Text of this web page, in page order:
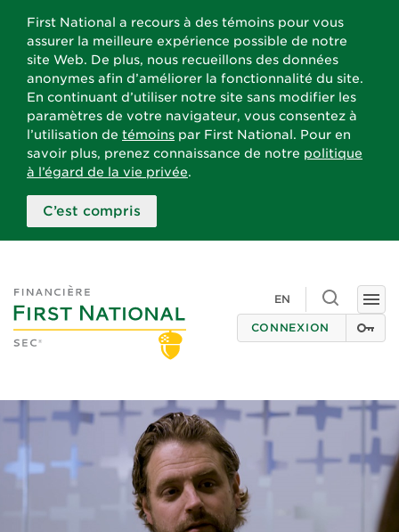
First National a recours à des témoins pour vous
assurer la meilleure expérience possible de notre
site Web. De plus, nous recueillons des données
anonymes afin d’améliorer la fonctionnalité du site.
En continuant d’utiliser notre site sans modifier les
paramètres de votre navigateur, vous consentez à
l’utilisation de témoins par First National. Pour en
savoir plus, prenez connaissance de notre politique
à l’égard de la vie privée.
C’est compris
EN
Toggle
search
CONNEXION